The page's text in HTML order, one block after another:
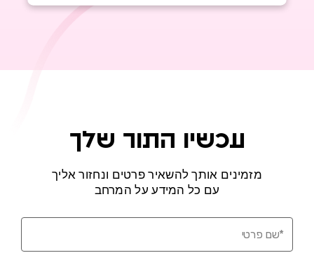
עכשיו התור שלך
מזמינים אותך להשאיר פרטים ונחזור אליך
עם כל המידע על המרחב
פרטי